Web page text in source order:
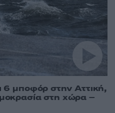
6 μποφόρ στην Αττική,
στη χώρα –